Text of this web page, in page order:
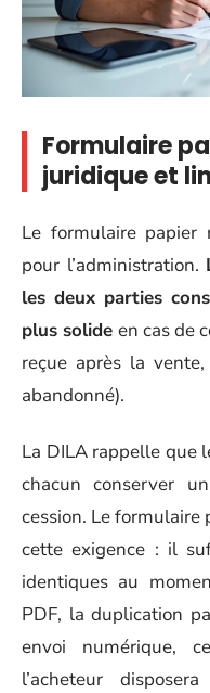
Formulaire
juridique et
Le formulaire papier
pour l’administration.
les deux parties
plus solide en cas de
reçue après la
abandonné).
La DILA rappelle que
chacun conserver
cession. Le
cette exigence : il
identiques au
PDF, la duplication
envoi numérique,
l’acheteur